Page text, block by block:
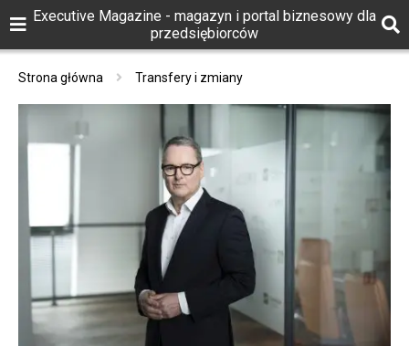
Executive Magazine - magazyn i portal biznesowy dla
przedsiębiorców
Strona główna Transfery i zmiany